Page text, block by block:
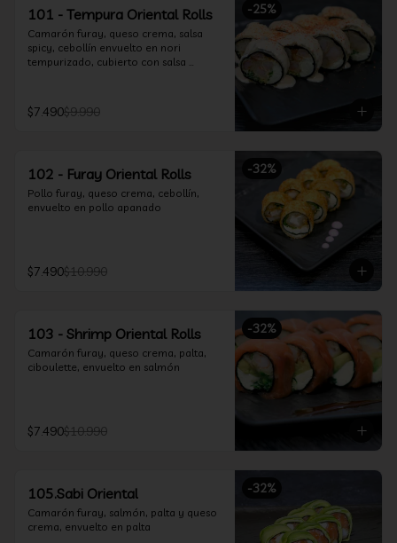
-25%
101 - Tempura Oriental Rolls
Camarón furay, queso crema, salsa
spicy, cebollín envuelto en nori
tempurizado, cubierto con salsa
$7.490$9.990
-32%
102 - Furay Oriental Rolls
Pollo furay, queso crema, cebollín,
envuelto en pollo apanado
$7.490$10.990
-32%
103 - Shrimp Oriental Rolls
Camarón furay, queso crema, palta,
ciboulette, envuelto en salmón
$7.490$10.990
-32%
105.Sabi Oriental
Camarón furay, salmón, palta y queso
crema, envuelto en palta